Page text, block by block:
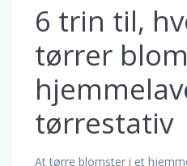
6 trin til,
tørrer
tørrestativ
At tørre blomster i et